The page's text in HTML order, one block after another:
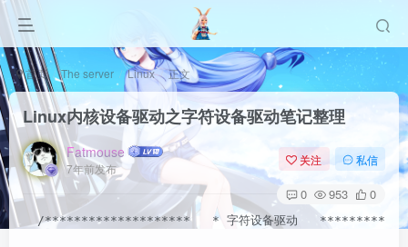
首页 The server Linux 正文
Linux内核设备驱动之字符设备驱动笔记整理
Fatmouse
7年前发布
关注 私信
0 953 0
/********************   * 字符设备驱动